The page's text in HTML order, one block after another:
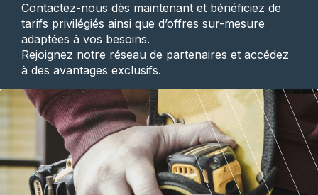
Contactez-nous dès maintenant et bénéficiez de
tarifs privilégiés ainsi que d’offres sur-mesure
adaptées à vos besoins.
Rejoignez notre réseau de partenaires et accédez
à des avantages exclusifs.